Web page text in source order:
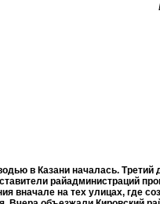
в Казани началась. Третий
райадминистраций
вначале на тех улицах, где